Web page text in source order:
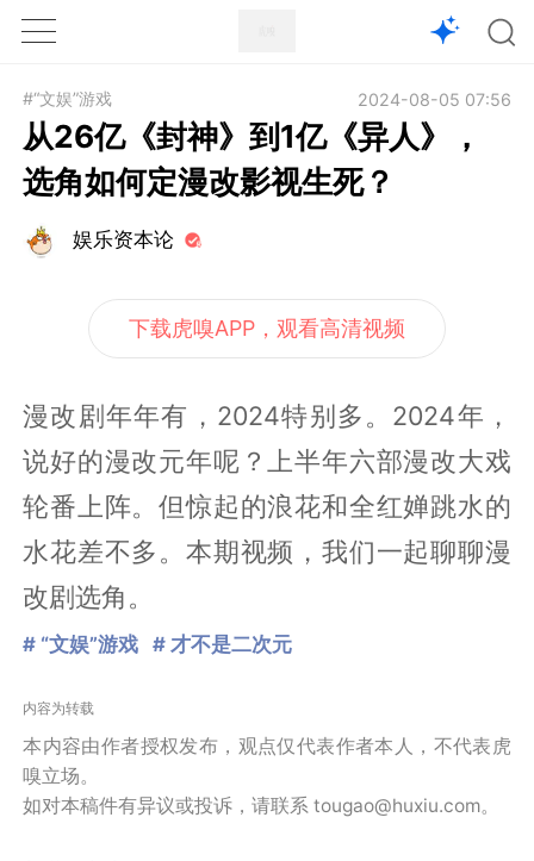
1X
#“文娱”游戏 2024-08-05 07:56
从26亿《封神》到1亿《异人》，
选角如何定漫改影视生死？
娱乐资本论
下载虎嗅APP，观看高清视频
漫改剧年年有，2024特别多。2024年，
说好的漫改元年呢？上半年六部漫改大戏
轮番上阵。但惊起的浪花和全红婵跳水的
水花差不多。本期视频，我们一起聊聊漫
改剧选角。
# “文娱”游戏 # 才不是二次元
内容为转载
本内容由作者授权发布，观点仅代表作者本人，不代表虎
嗅立场。
如对本稿件有异议或投诉，请联系 tougao@huxiu.com。